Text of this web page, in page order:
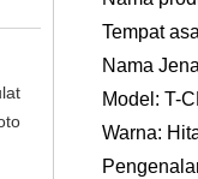
Tempat
Nama
Model: T-
Warna: